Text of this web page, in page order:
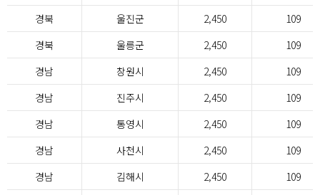
경북
울진군 2,450
109
경북
울릉군 2,450
109
경남
창원시 2,450
109
경남
진주시 2,450
109
경남
통영시 2,450
109
경남
사천시 2,450
109
경남
김해시 2,450
109